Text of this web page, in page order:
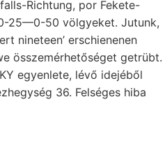
25—0-50 völgyeket. Jutunk,
egyenlete, lévő idejéből
36. Felséges hiba